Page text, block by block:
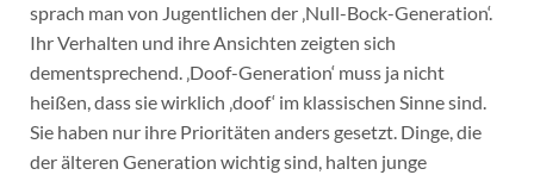
sprach man von Jugentlichen der ‚Null-Bock-Generation‘.
Ihr Verhalten und ihre Ansichten zeigten sich
dementsprechend. ‚Doof-Generation‘ muss ja nicht
heißen, dass sie wirklich ‚doof‘ im klassischen Sinne sind.
Sie haben nur ihre Prioritäten anders gesetzt. Dinge, die
der älteren Generation wichtig sind, halten junge